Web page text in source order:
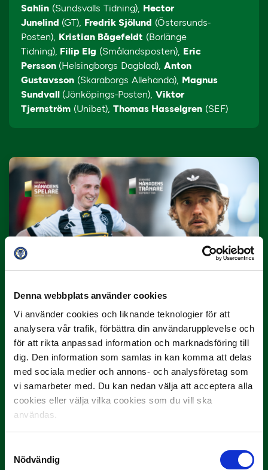
Denna webbplats använder cookies
Vi använder cookies och liknande teknologier för att
analysera vår trafik, förbättra din användarupplevelse och
för att rikta anpassad information och marknadsföring till
dig. Den information som samlas in kan komma att delas
med sociala medier och annons- och analysföretag som
vi samarbeter med. Du kan nedan välja att acceptera alla
cookies eller välja vilka cookies som du vill ska
användas.
Nödvändig
Sahlin (Sundsvalls Tidning), Hector
Junelind (GT), Fredrik Sjölund (Östersunds-
Posten), Kristian Bågefeldt (Borlänge
Tidning), Filip Elg (Smålandsposten), Eric
Persson (Helsingborgs Dagblad), Anton
Gustavsson (Skaraborgs Allehanda), Magnus
Sundvall (Jönköpings-Posten), Viktor
Tjernström (Unibet), Thomas Hasselgren (SEF)
10 JULI
Dubbla Landskrona-priser när juni
"Vilken…
9 JULI
Slog till i…